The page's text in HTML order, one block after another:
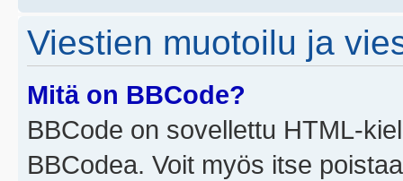
Viestien muotoilu ja
Mitä on BBCode?
BBCode on sovellettu HTML-
BBCodea. Voit myös itse